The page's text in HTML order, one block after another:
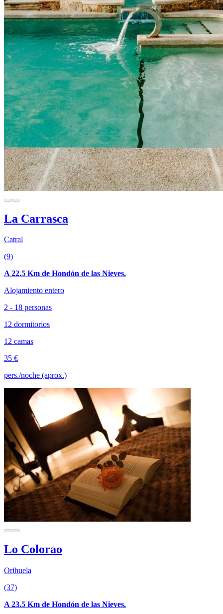
La Carrasca
Catral
(9)
A 22.5 Km de Hondón de las Nieves.
Alojamiento entero
2 - 18 personas
12 dormitorios
12 camas
35 €
pers./noche (aprox.)
Lo Colorao
Orihuela
(37)
A 23.5 Km de Hondón de las Nieves.